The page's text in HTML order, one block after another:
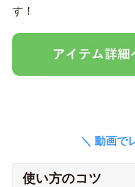
す！
＼ 動画で
使い方のコツ